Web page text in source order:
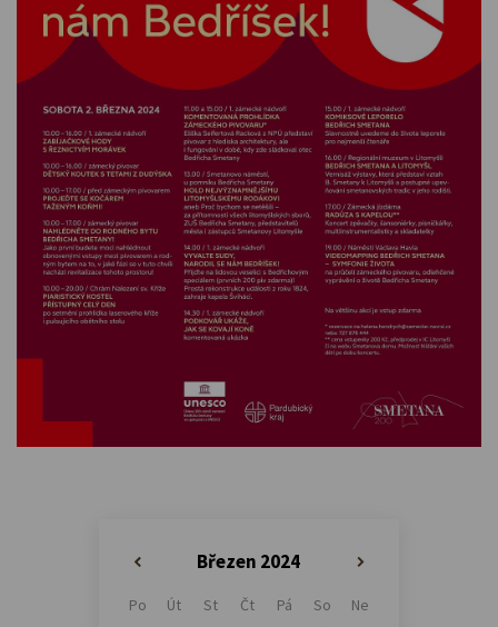
Březen 2024
Po Út St Čt Pá So
Ne